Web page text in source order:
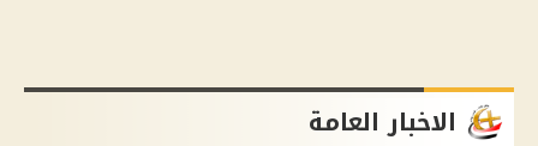
الاخبار العامة